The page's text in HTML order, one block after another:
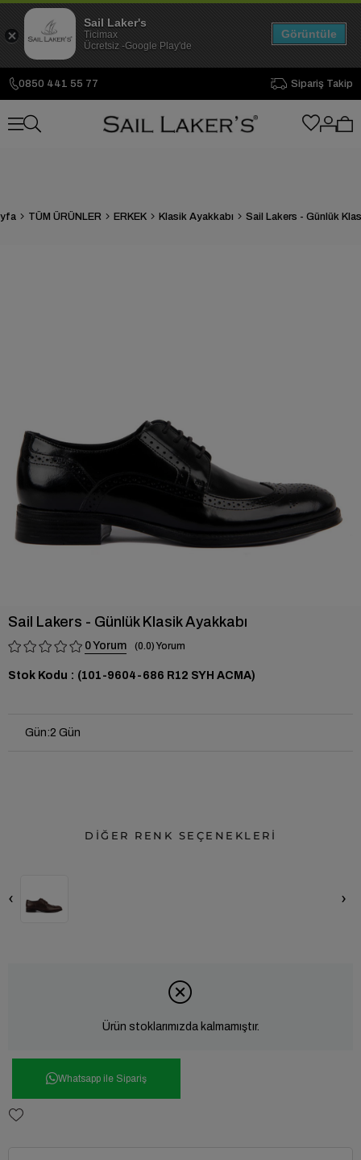
0850 441 55 77 Sipariş Takip
TÜM ÜRÜNLER ERKEK Klasik Ayakkabı
Sail Lakers - Günlük Klasik Ayakkabı
0 0.0
Stok Kodu (101-9604-686 R12 SYH ACMA)
Gün:2 Gün
DİĞER RENK SEÇENEKLERİ
‹ ›
Ürün stoklarımızda kalmamıştır.
Whatsapp ile Sipariş
Sail Laker's
Ticimax
Ücretsiz -Google Play'de
Görüntüle